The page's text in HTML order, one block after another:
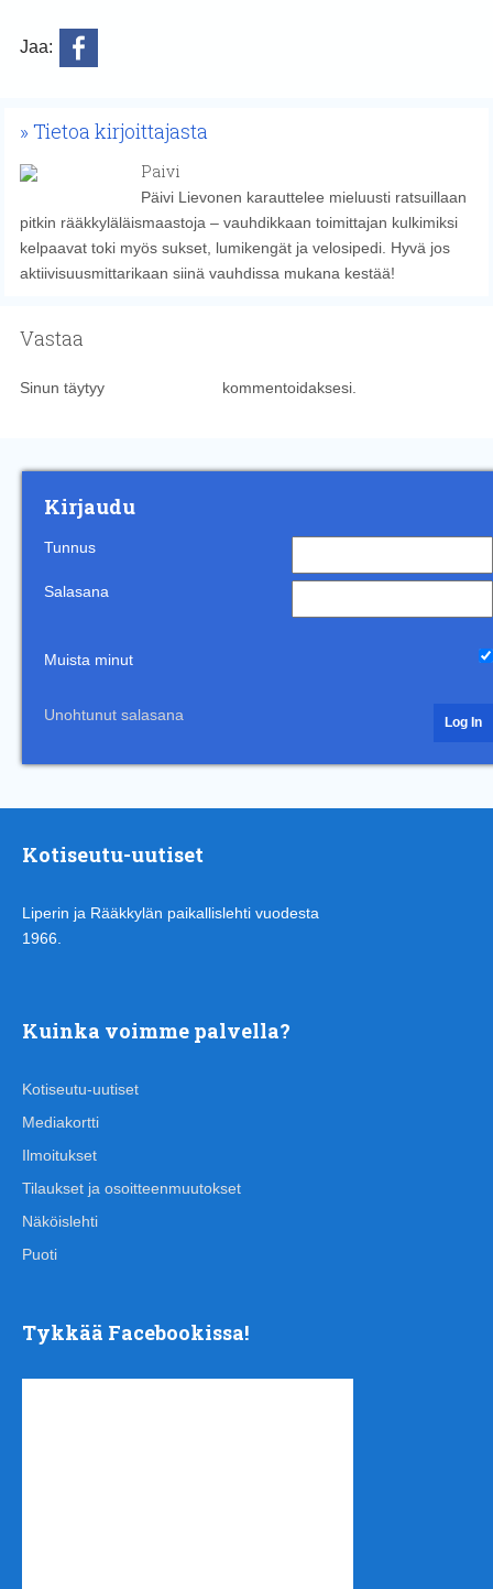
Jaa:
Tietoa kirjoittajasta
Paivi
Päivi Lievonen karauttelee mieluusti ratsuillaan
pitkin rääkkyläläismaastoja – vauhdikkaan toimittajan kulkimiksi
kelpaavat toki myös sukset, lumikengät ja velosipedi. Hyvä jos
aktiivisuusmittarikaan siinä vauhdissa mukana kestää!
Vastaa
Sinun täytyy kommentoidaksesi.
Kirjaudu
Tunnus
Salasana
Muista minut
Unohtunut salasana
Kotiseutu-uutiset
Liperin ja Rääkkylän paikallislehti vuodesta
1966.
Kuinka voimme palvella?
Kotiseutu-uutiset
Mediakortti
Ilmoitukset
Tilaukset ja osoitteenmuutokset
Näköislehti
Puoti
Tykkää Facebookissa!